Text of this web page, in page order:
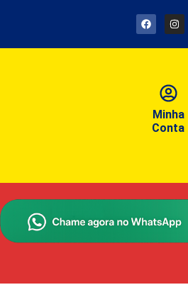
Minha
Conta